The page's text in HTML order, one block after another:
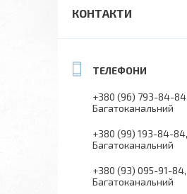
КОНТАКТИ
+380 (96) 793-84-84
Багатоканальний
+380 (99) 193-84-84
Багатоканальний
+380 (93) 095-91-84
Багатоканальний